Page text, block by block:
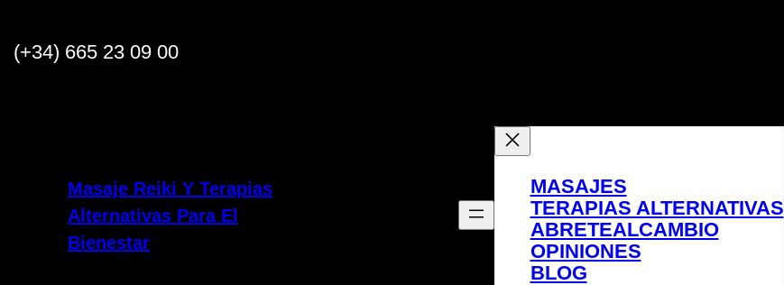
contenido
(+34) 665 23 09 00
Masaje Reiki Y Terapias
Alternativas Para El
Bienestar
MASAJES
TERAPIAS ALTERNATIVAS
ABRETEALCAMBIO
OPINIONES
BLOG